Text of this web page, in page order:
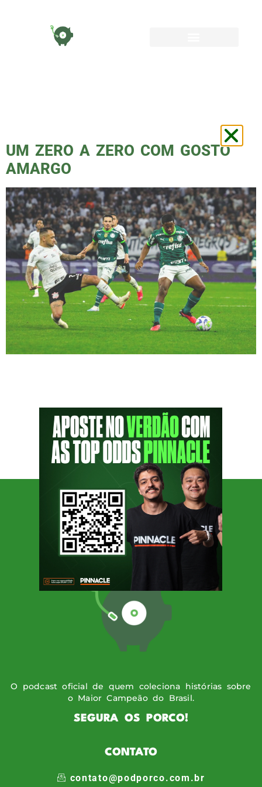
QUIMICA ARENA
UM ZERO A ZERO COM GOSTO
AMARGO
empate sem gols, mas para mim, foi especial,
por ser minha estreia no estádio. Entrar em
um território desconhecido, onde a iluminação
do campo e o posicionamento são diferentes,
tornam o desafio maior, […]
SIGA O PODPORCO
O podcast oficial de quem coleciona histórias sobre
o Maior Campeão do Brasil.
SEGURA OS PORCO!
CONTATO
contato@podporco.com.br